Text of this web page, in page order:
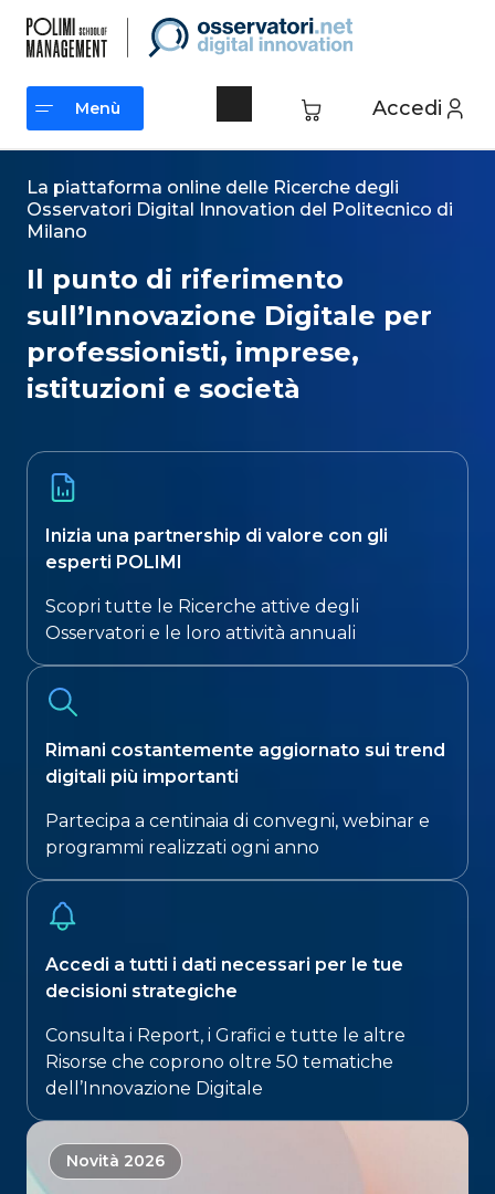
contenuto
Accedi
Menù
Menù
La piattaforma online delle Ricerche degli
Osservatori Digital Innovation del Politecnico di
Milano​
Il punto di riferimento
sull’Innovazione Digitale per
professionisti, imprese,
istituzioni e società​
Inizia una partnership di valore con gli
esperti POLIMI
Scopri tutte le Ricerche attive degli
Osservatori e le loro attività annuali​
Rimani costantemente aggiornato sui trend
digitali più importanti​
Partecipa a centinaia di convegni, webinar e
programmi realizzati ogni anno
Accedi a tutti i dati necessari per le tue
decisioni strategiche​
Consulta i Report, i Grafici e tutte le altre
Risorse che coprono oltre 50 tematiche
dell’Innovazione Digitale​
Novità 2026